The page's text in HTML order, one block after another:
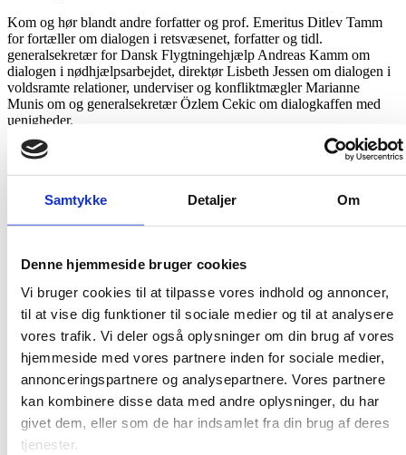
Samtykke Detaljer Om
Denne hjemmeside bruger cookies
Vi bruger cookies til at tilpasse vores indhold og annoncer,
til at vise dig funktioner til sociale medier og til at analysere
vores trafik. Vi deler også oplysninger om din brug af vores
hjemmeside med vores partnere inden for sociale medier,
annonceringspartnere og analysepartnere. Vores partnere
kan kombinere disse data med andre oplysninger, du har
givet dem, eller som de har indsamlet fra din brug af deres
tjenester.
Kom og hør blandt andre forfatter og prof. Emeritus Ditlev Tamm
for fortæller om dialogen i retsvæsenet, forfatter og tidl.
generalsekretær for Dansk Flygtningehjælp Andreas Kamm om
dialogen i nødhjælpsarbejdet, direktør Lisbeth Jessen om dialogen i
voldsramte relationer, underviser og konfliktmægler Marianne
Munis om og generalsekretær Özlem Cekic om dialogkaffen med
uenigheder.
TID OG STED
KVUC
1120 København K
Køb billetter her